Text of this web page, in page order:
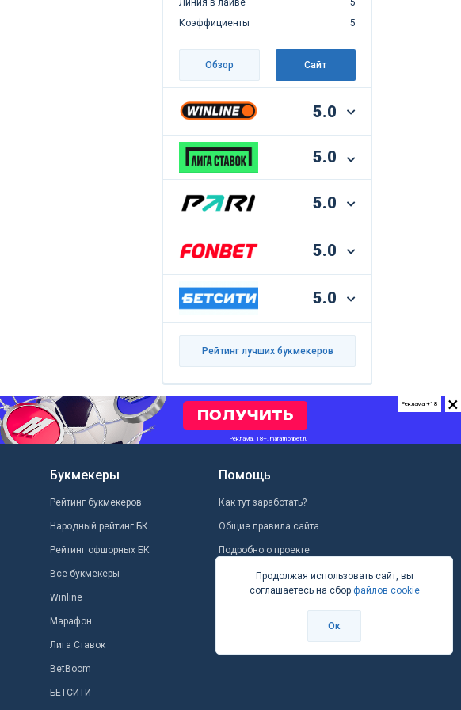
Линия в лайве
5
Коэффициенты
5
Обзор Сайт
5.0
5.0
5.0
5.0
5.0
Рейтинг лучших букмекеров
×
Реклама +18
Букмекеры
Рейтинг букмекеров
Народный рейтинг БК
Рейтинг офшорных БК
Все букмекеры
Winline
Марафон
Лига Ставок
BetBoom
БЕТСИТИ
Помощь
Как тут заработать?
Общие правила сайта
Подробно о проекте
Школа ставокПродолжая использовать сайт, вы
соглашаетесь на сбор файлов cookie
Ок